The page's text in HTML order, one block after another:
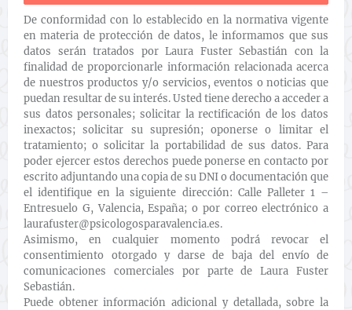
De conformidad con lo establecido en la normativa vigente
en materia de protección de datos, le informamos que sus
datos serán tratados por Laura Fuster Sebastián con la
finalidad de proporcionarle información relacionada acerca
de nuestros productos y/o servicios, eventos o noticias que
puedan resultar de su interés. Usted tiene derecho a acceder a
sus datos personales; solicitar la rectificación de los datos
inexactos; solicitar su supresión; oponerse o limitar el
tratamiento; o solicitar la portabilidad de sus datos. Para
poder ejercer estos derechos puede ponerse en contacto por
escrito adjuntando una copia de su DNI o documentación que
el identifique en la siguiente dirección: Calle Palleter 1 –
Entresuelo G, Valencia, España; o por correo electrónico a
laurafuster@psicologosparavalencia.es.
Asimismo, en cualquier momento podrá revocar el
consentimiento otorgado y darse de baja del envío de
comunicaciones comerciales por parte de Laura Fuster
Sebastián.
Puede obtener información adicional y detallada, sobre la